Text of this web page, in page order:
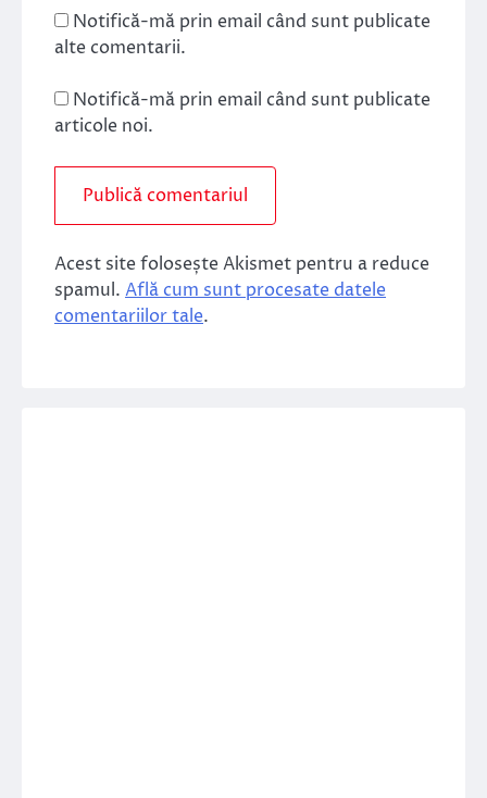
Notifică-mă prin email când sunt publicate
alte comentarii.
Notifică-mă prin email când sunt publicate
articole noi.
Acest site folosește Akismet pentru a reduce
spamul. Află cum sunt procesate datele
comentariilor tale.